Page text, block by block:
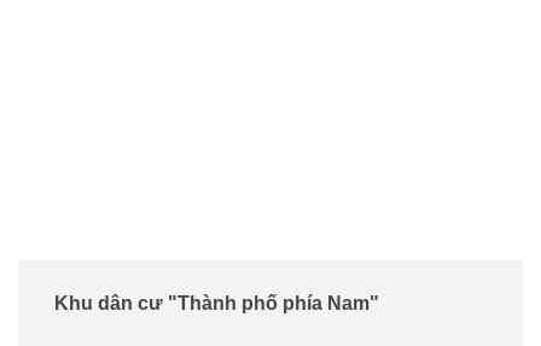
Khu dân cư "Thành phố phía Nam"